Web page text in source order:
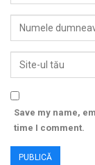
Save my name,
time I comment.